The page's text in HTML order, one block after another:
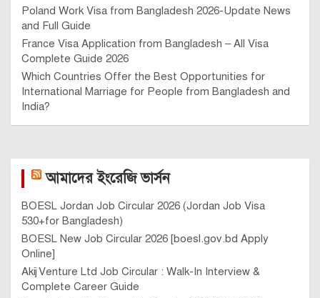
Poland Work Visa from Bangladesh 2026-Update News
and Full Guide
France Visa Application from Bangladesh – All Visa
Complete Guide 2026
Which Countries Offer the Best Opportunities for
International Marriage for People from Bangladesh and
India?
আমাদের ইংরেজি ভার্সন
BOESL Jordan Job Circular 2026 (Jordan Job Visa
530+for Bangladesh)
BOESL New Job Circular 2026 [boesl.gov.bd Apply
Online]
Akij Venture Ltd Job Circular : Walk-In Interview &
Complete Career Guide